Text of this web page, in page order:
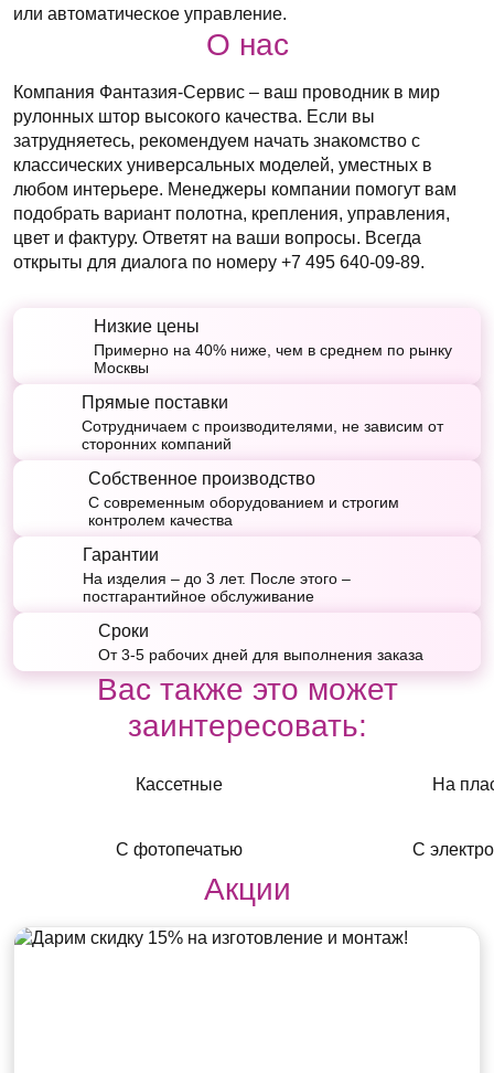
или автоматическое управление.
О нас
Компания Фантазия-Сервис – ваш проводник в мир
рулонных штор высокого качества. Если вы
затрудняетесь, рекомендуем начать знакомство с
классических универсальных моделей, уместных в
любом интерьере. Менеджеры компании помогут вам
подобрать вариант полотна, крепления, управления,
цвет и фактуру. Ответят на ваши вопросы. Всегда
открыты для диалога по номеру +7 495 640-09-89.
Низкие цены
Примерно на 40% ниже, чем в среднем по рынку
Москвы
Прямые поставки
Сотрудничаем с производителями, не зависим от
сторонних компаний
Собственное производство
С современным оборудованием и строгим
контролем качества
Гарантии
На изделия – до 3 лет. После этого –
постгарантийное обслуживание
Сроки
От 3-5 рабочих дней для выполнения заказа
Вас также это может
заинтересовать:
Кассетные На
С фотопечатью C
Акции